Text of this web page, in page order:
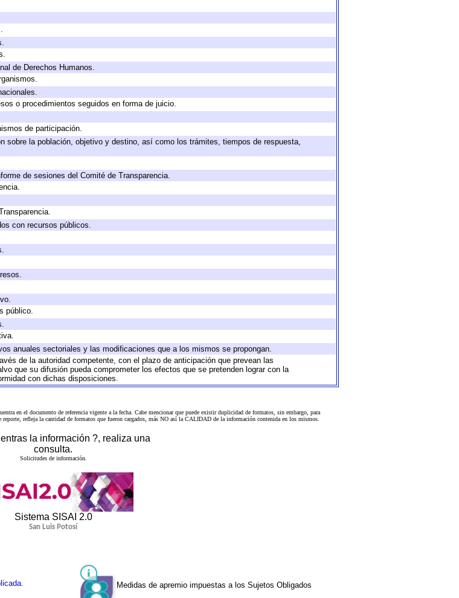
de Derechos Humanos.
o procedimientos seguidos en forma de juicio.
de participación.
sobre la población, objetivo y destino, así como los trámites, tiempos de respuesta,
de sesiones del Comité de Transparencia.
con recursos públicos.
público.
anuales sectoriales y las modificaciones que a los mismos se propongan.
de la autoridad competente, con el plazo de anticipación que prevean las
que su difusión pueda comprometer los efectos que se pretenden lograr con la
con dichas disposiciones.
en el documento de referenciavigente a la fecha. Cabe mencionar que puede existir duplicidad de formatos, sin embargo, para
refleja la cantidad de formatos que fueron cargados, más NO así la CALIDAD de la información contenida en los mismos.
la información ?, realiza una
consulta.
Solicitudes de información.
Sistema SISAI 2.0
San Luis Potosí
Medidas de apremio impuestas a los Sujetos Obligados